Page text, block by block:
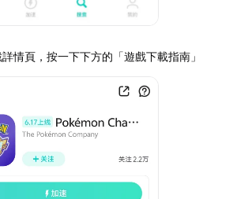
情頁，按一下下方的「遊戲下載指南」